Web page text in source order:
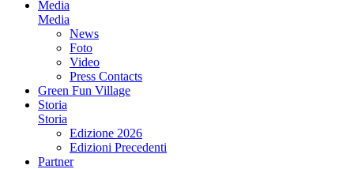
Media
Media
News
Foto
Video
Press Contacts
Green Fun Village
Storia
Storia
Edizione 2026
Edizioni Precedenti
Partner